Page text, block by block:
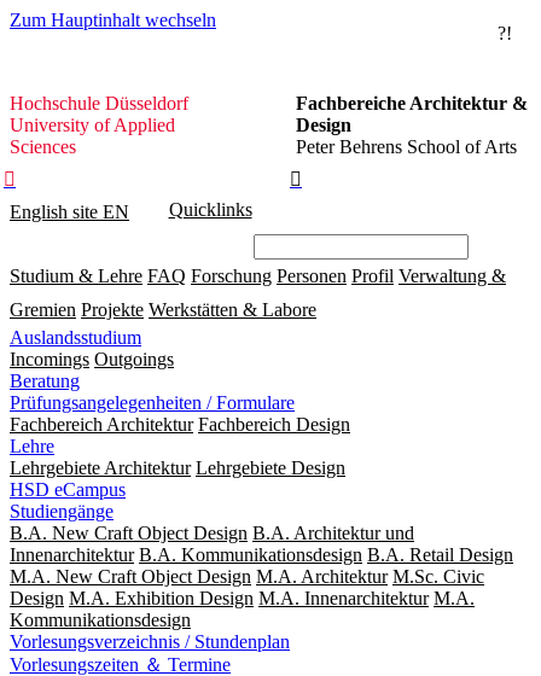
Zum Hauptinhalt wechseln
?!
Hochschule
Düsseldorf
Hochschule Düsseldorf
University of Applied
Sciences
Fachbereiche Architektur &
Design
Peter Behrens School of Arts


English site EN Quicklinks
Studium & Lehre FAQ Forschung Personen Profil Verwaltung &
Gremien Projekte Werkstätten & Labore
Auslandsstudium
Incomings Outgoings
Beratung
Prüfungsangelegenheiten / Formulare
Fachbereich Architektur Fachbereich Design
Lehre
Lehrgebiete Architektur Lehrgebiete Design
HSD eCampus
Studiengänge
B.A. New Craft Object Design B.A. Architektur und
Innenarchitektur B.A. Kommunikationsdesign B.A. Retail Design
M.A. New Craft Object Design M.A. Architektur M.Sc. Civic
Design M.A. Exhibition Design M.A. Innenarchitektur M.A.
Kommunikationsdesign
Vorlesungsverzeichnis / Stundenplan
Vorlesungszeiten ＆ Termine